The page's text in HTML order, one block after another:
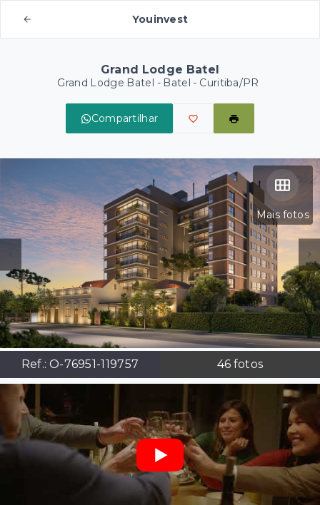
Youinvest
Grand Lodge Batel
Grand Lodge Batel - Batel - Curitiba/PR
Compartilhar
Mais fotos
Ref.: O-76951-119757 46 fotos